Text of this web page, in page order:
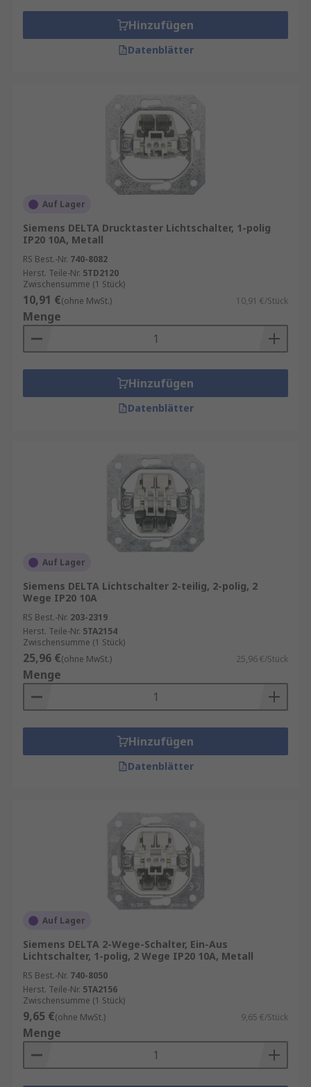
Hinzufügen
Datenblätter
Auf Lager
Siemens DELTA Drucktaster Lichtschalter, 1-polig
IP20 10A, Metall
RS Best.-Nr. 740-8082
Herst. Teile-Nr. 5TD2120
Zwischensumme (1 Stück)
10,91 €(ohne MwSt.) 10,91 €/Stück
Menge
Hinzufügen
Datenblätter
Auf Lager
Siemens DELTA Lichtschalter 2-teilig, 2-polig, 2
Wege IP20 10A
RS Best.-Nr. 203-2319
Herst. Teile-Nr. 5TA2154
Zwischensumme (1 Stück)
25,96 €(ohne MwSt.) 25,96 €/Stück
Menge
Hinzufügen
Datenblätter
Auf Lager
Siemens DELTA 2-Wege-Schalter, Ein-Aus
Lichtschalter, 1-polig, 2 Wege IP20 10A, Metall
RS Best.-Nr. 740-8050
Herst. Teile-Nr. 5TA2156
Zwischensumme (1 Stück)
9,65 €(ohne MwSt.) 9,65 €/Stück
Menge